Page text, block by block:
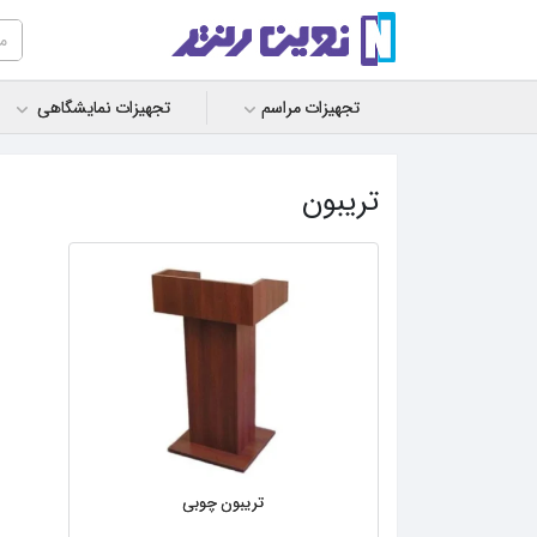
تجهیزات مراسم تجهیزات نمایشگاهی
تریبون
تریبون چوبی